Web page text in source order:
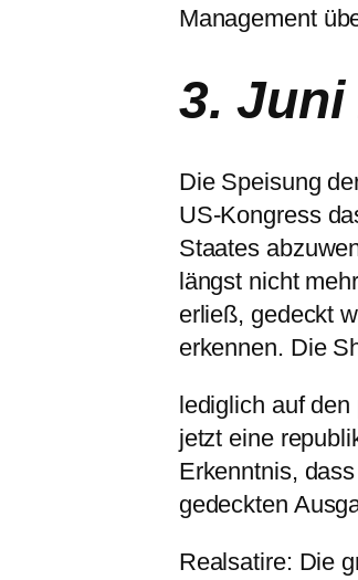
Management
3. Juni
Die Speisung
US-Kongress
Staates
längst nicht
erließ, gedeckt
erkennen. Die
lediglich auf
jetzt eine
Erkenntnis,
gedeckten
Realsatire: Die